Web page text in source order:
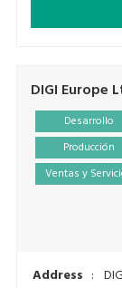
DIGI Europe
Desarrollo
Producción
Ventas y
Address :